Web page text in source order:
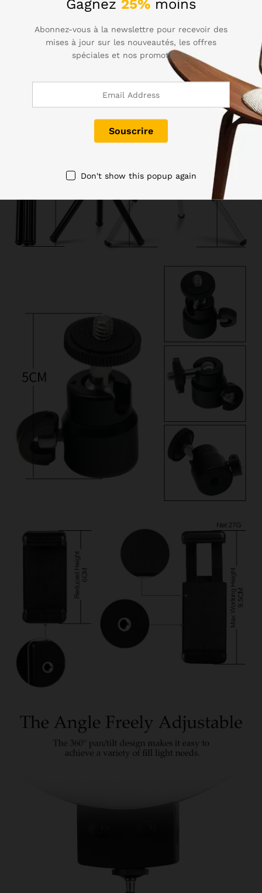
Gagnez 25% moins
Abonnez-vous à la newslettre pour recevoir des
mises à jour sur les nouveautés, les offres
spéciales et nos promotions..
Don't show this popup again